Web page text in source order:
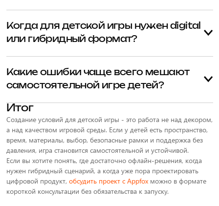
инициативу детей и меньше директивного вмешательства
взрослых. Если дети возвращаются к игре сами, меняют роли и
удерживают сюжет, среда выполняет свою задачу.
Когда для детской игры нужен digital
или гибридный формат?
аналитика, продолжение сценария вне площадки или связка
офлайна и онлайна в одном пользовательском пути. Если таких
задач нет, часто достаточно сильной офлайн-среды.
Какие ошибки чаще всего мешают
самостоятельной игре детей?
Обычно мешают чрезмерный контроль взрослых,
перегруженные правила, заранее заданные сценарии, бедный
выбор материалов и digital ради эффекта, а не ради задачи. Все
это снижает свободу действия и убивает игровую инициативу.
Итог
Создание условий для детской игры - это работа не над декором,
а над качеством игровой среды. Если у детей есть пространство,
время, материалы, выбор, безопасные рамки и поддержка без
давления, игра становится самостоятельной и устойчивой.
Если вы хотите понять, где достаточно офлайн-решения, когда
нужен гибридный сценарий, а когда уже пора проектировать
цифровой продукт, обсудить проект с Appfoxможно в формате
короткой консультации без обязательства к запуску.